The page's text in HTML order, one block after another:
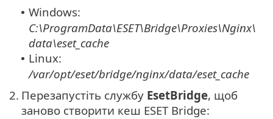
• Windows:
C:\ProgramData\ESET\Bridge\Proxies\Nginx\
data\eset_cache
• Linux:
/var/opt/eset/bridge/nginx/data/eset_cache
2. Перезапустіть службу EsetBridge, щоб
заново створити кеш ESET Bridge: